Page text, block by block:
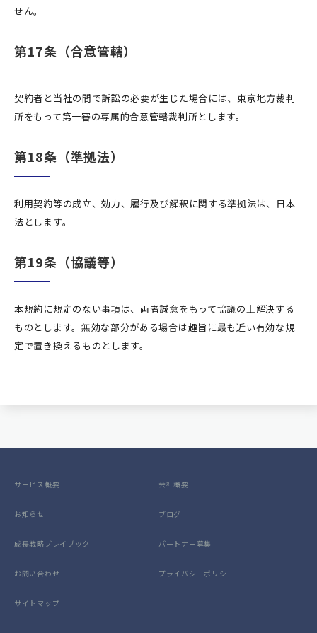
せん。
第17条（合意管轄）
契約者と当社の間で訴訟の必要が生じた場合には、東京地方裁判
所をもって第一審の専属的合意管轄裁判所とします。
第18条（準拠法）
利用契約等の成立、効力、履行及び解釈に関する準拠法は、日本
法とします。
第19条（協議等）
本規約に規定のない事項は、両者誠意をもって協議の上解決する
ものとします。無効な部分がある場合は趣旨に最も近い有効な規
定で置き換えるものとします。
サービス概要 会社概要
お知らせ ブログ
成長戦略プレイブック パートナー募集
お問い合わせ プライバシーポリシー
サイトマップ